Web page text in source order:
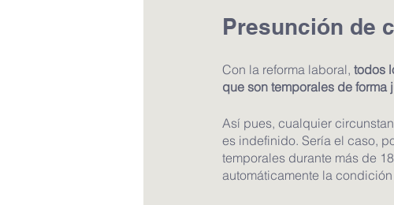
Presunción de
Con la reforma laboral, todos
que son temporales de forma
Así pues, cualquier
es indefinido. Sería el caso,
temporales durante más de
automáticamente la